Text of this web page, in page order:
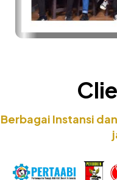
Berbagai Instansi